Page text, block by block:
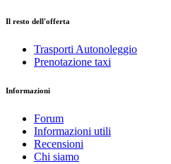
Il resto dell'offerta
Trasporti Autonoleggio
Prenotazione taxi
Informazioni
Forum
Informazioni utili
Recensioni
Chi siamo